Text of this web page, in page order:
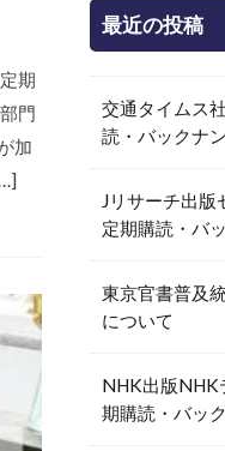
期
門
加
最近の投稿
交通タイムス
読・バックナ
Jリサーチ出
定期購読・バ
東京官書普及
について
NHK出版NHK
期購読・バッ